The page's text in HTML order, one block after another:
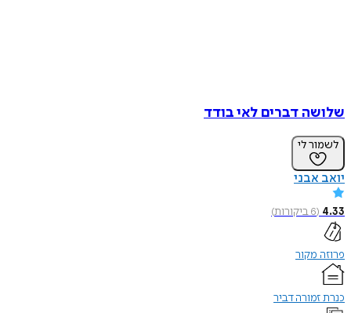
שלושה דברים לאי בודד
לשמור לי
יואב אבני
4.33
(
6ביקורות)
פרוזה מקור
כנרת זמורה דביר